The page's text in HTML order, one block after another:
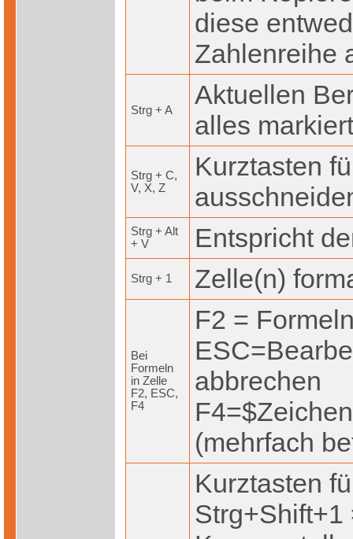
diese
Zahlenreihe
Strg + A
Aktuellen
alles markiert
Strg + C,
V, X, Z
Kurztasten
Strg + Alt
+ V
Entspricht
Strg + 1 Zelle(n)
Bei
Formeln
in Zelle
F2, ESC,
F4
F2 =
abbrechen
(mehrfach
Kurztasten
Strg+Shift+1